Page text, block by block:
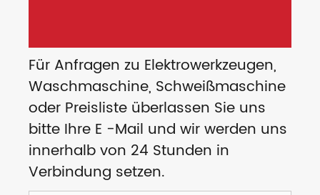
Für Anfragen zu Elektrowerkzeugen,
Waschmaschine, Schweißmaschine
oder Preisliste überlassen Sie uns
bitte Ihre E -Mail und wir werden uns
innerhalb von 24 Stunden in
Verbindung setzen.